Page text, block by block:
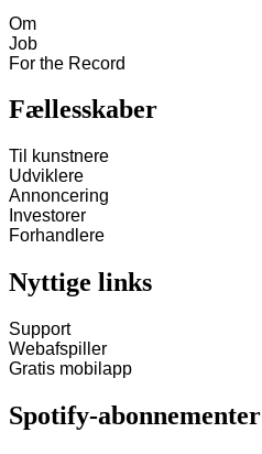
Om
Job
For the Record
Fællesskaber
Til kunstnere
Udviklere
Annoncering
Investorer
Forhandlere
Nyttige links
Support
Webafspiller
Gratis mobilapp
Spotify-abonnementer